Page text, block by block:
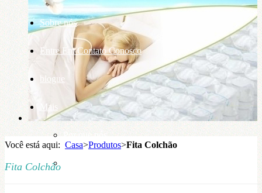
Sobre nós
Entre Em Contato Conosco
blogue
Mais
Por que nós
Você está aqui: Casa>Produtos>Fita Colchão
Fita Colchão